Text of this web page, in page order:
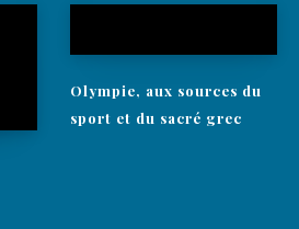
Olympie, aux sources du
sport et du sacré grec